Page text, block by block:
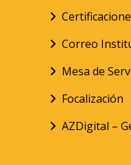
Correo
Mesa de
Focalización
AZDigital –